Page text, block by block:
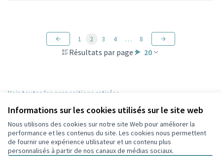
Informations sur les cookies utilisés sur le site web
Nous utilisons des cookies sur notre site Web pour améliorer la
performance et les contenus du site. Les cookies nous permettent
de fournir une expérience utilisateur et un contenu plus
personnalisés à partir de nos canaux de médias sociaux.
Résultats par page : 20
1 2 3 4 … 8
Voir toutes les propositions retirées
Conditions d'utilisation
Paramètres des cookies
Participez Villeurbanne sur X
Participez Villeurbanne sur Facebook
Participez Villeurbanne sur Instagram
Participez Villeurbanne sur YouTube